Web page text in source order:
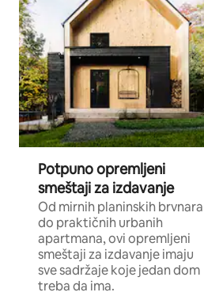
Potpuno opremljeni
smeštaji za izdavanje
Od mirnih planinskih brvnara
do praktičnih urbanih
apartmana, ovi opremljeni
smeštaji za izdavanje imaju
sve sadržaje koje jedan dom
treba da ima.